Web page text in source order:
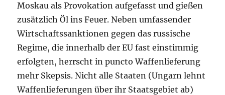
Moskau als Provokation aufgefasst und gießen
zusätzlich Öl ins Feuer. Neben umfassender
Wirtschaftssanktionen gegen das russische
Regime, die innerhalb der EU fast einstimmig
erfolgten, herrscht in puncto Waffenlieferung
mehr Skepsis. Nicht alle Staaten (Ungarn lehnt
Waffenlieferungen über ihr Staatsgebiet ab)